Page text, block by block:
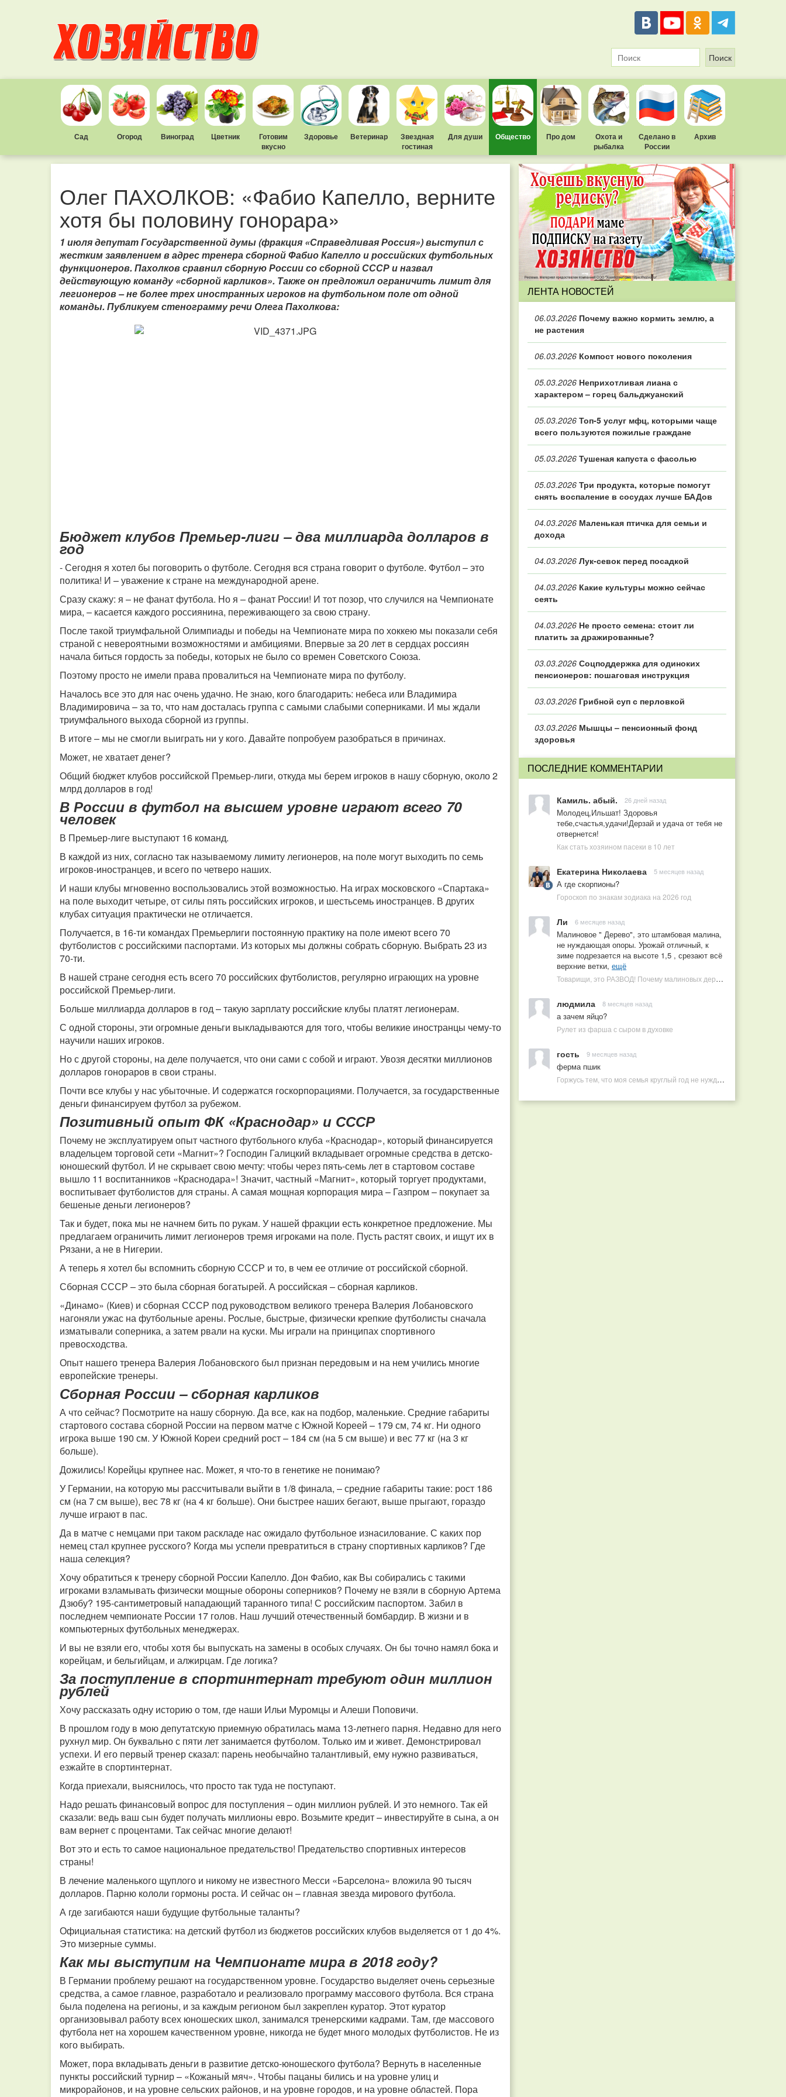
Сад Огород Виноград Цветник
Готовим
вкусно
Здоровье Ветеринар
Звездная
гостиная
Для души Общество Про дом
Охота и
рыбалка
Сделано в
России
Архив
Олег ПАХОЛКОВ: «Фабио Капелло, верните
хотя бы половину гонорара»
1 июля депутат Государственной думы (фракция «Справедливая Россия») выступил с
жестким заявлением в адрес тренера сборной Фабио Капелло и российских футбольных
функционеров. Пахолков сравнил сборную России со сборной СССР и назвал
действующую команду «сборной карликов». Также он предложил ограничить лимит для
легионеров – не более трех иностранных игроков на футбольном поле от одной
команды. Публикуем стенограмму речи Олега Пахолкова:
Бюджет клубов Премьер-лиги – два миллиарда долларов в
год
- Сегодня я хотел бы поговорить о футболе. Сегодня вся страна говорит о футболе. Футбол – это
политика! И – уважение к стране на международной арене.
Сразу скажу: я – не фанат футбола. Но я – фанат России! И тот позор, что случился на Чемпионате
мира, – касается каждого россиянина, переживающего за свою страну.
После такой триумфальной Олимпиады и победы на Чемпионате мира по хоккею мы показали себя
страной с невероятными возможностями и амбициями. Впервые за 20 лет в сердцах россиян
начала биться гордость за победы, которых не было со времен Советского Союза.
Поэтому просто не имели права провалиться на Чемпионате мира по футболу.
Началось все это для нас очень удачно. Не знаю, кого благодарить: небеса или Владимира
Владимировича – за то, что нам досталась группа с самыми слабыми соперниками. И мы ждали
триумфального выхода сборной из группы.
В итоге – мы не смогли выиграть ни у кого. Давайте попробуем разобраться в причинах.
Может, не хватает денег?
Общий бюджет клубов российской Премьер-лиги, откуда мы берем игроков в нашу сборную, около 2
млрд долларов в год!
В России в футбол на высшем уровне играют всего 70
человек
В Премьер-лиге выступают 16 команд.
В каждой из них, согласно так называемому лимиту легионеров, на поле могут выходить по семь
игроков-иностранцев, и всего по четверо наших.
И наши клубы мгновенно воспользовались этой возможностью. На играх московского «Спартака»
на поле выходит четыре, от силы пять российских игроков, и шестьсемь иностранцев. В других
клубах ситуация практически не отличается.
Получается, в 16-ти командах Премьерлиги постоянную практику на поле имеют всего 70
футболистов с российскими паспортами. Из которых мы должны собрать сборную. Выбрать 23 из
70-ти.
В нашей стране сегодня есть всего 70 российских футболистов, регулярно играющих на уровне
российской Премьер-лиги.
Больше миллиарда долларов в год – такую зарплату российские клубы платят легионерам.
С одной стороны, эти огромные деньги выкладываются для того, чтобы великие иностранцы чему-то
научили наших игроков.
Но с другой стороны, на деле получается, что они сами с собой и играют. Увозя десятки миллионов
долларов гонораров в свои страны.
Почти все клубы у нас убыточные. И содержатся госкорпорациями. Получается, за государственные
деньги финансируем футбол за рубежом.
Позитивный опыт ФК «Краснодар» и СССР
Почему не эксплуатируем опыт частного футбольного клуба «Краснодар», который финансируется
владельцем торговой сети «Магнит»? Господин Галицкий вкладывает огромные средства в детско-
юношеский футбол. И не скрывает свою мечту: чтобы через пять-семь лет в стартовом составе
вышло 11 воспитанников «Краснодара»! Значит, частный «Магнит», который торгует продуктами,
воспитывает футболистов для страны. А самая мощная корпорация мира – Газпром – покупает за
бешеные деньги легионеров?
Так и будет, пока мы не начнем бить по рукам. У нашей фракции есть конкретное предложение. Мы
предлагаем ограничить лимит легионеров тремя игроками на поле. Пусть растят своих, и ищут их в
Рязани, а не в Нигерии.
А теперь я хотел бы вспомнить сборную СССР и то, в чем ее отличие от российской сборной.
Сборная СССР – это была сборная богатырей. А российская – сборная карликов.
«Динамо» (Киев) и сборная СССР под руководством великого тренера Валерия Лобановского
нагоняли ужас на футбольные арены. Рослые, быстрые, физически крепкие футболисты сначала
изматывали соперника, а затем рвали на куски. Мы играли на принципах спортивного
превосходства.
Опыт нашего тренера Валерия Лобановского был признан передовым и на нем учились многие
европейские тренеры.
Сборная России – сборная карликов
А что сейчас? Посмотрите на нашу сборную. Да все, как на подбор, маленькие. Средние габариты
стартового состава сборной России на первом матче с Южной Кореей – 179 см, 74 кг. Ни одного
игрока выше 190 см. У Южной Кореи средний рост – 184 см (на 5 см выше) и вес 77 кг (на 3 кг
больше).
Дожились! Корейцы крупнее нас. Может, я что-то в генетике не понимаю?
У Германии, на которую мы рассчитывали выйти в 1/8 финала, – средние габариты такие: рост 186
см (на 7 см выше), вес 78 кг (на 4 кг больше). Они быстрее наших бегают, выше прыгают, гораздо
лучше играют в пас.
Да в матче с немцами при таком раскладе нас ожидало футбольное изнасилование. С каких пор
немец стал крупнее русского? Когда мы успели превратиться в страну спортивных карликов? Где
наша селекция?
Хочу обратиться к тренеру сборной России Капелло. Дон Фабио, как Вы собирались с такими
игроками взламывать физически мощные обороны соперников? Почему не взяли в сборную Артема
Дзюбу? 195-сантиметровый нападающий таранного типа! С российским паспортом. Забил в
последнем чемпионате России 17 голов. Наш лучший отечественный бомбардир. В жизни и в
компьютерных футбольных менеджерах.
И вы не взяли его, чтобы хотя бы выпускать на замены в особых случаях. Он бы точно намял бока и
корейцам, и бельгийцам, и алжирцам. Где логика?
За поступление в спортинтернат требуют один миллион
рублей
Хочу рассказать одну историю о том, где наши Ильи Муромцы и Алеши Поповичи.
В прошлом году в мою депутатскую приемную обратилась мама 13-летнего парня. Недавно для него
рухнул мир. Он буквально с пяти лет занимается футболом. Только им и живет. Демонстрировал
успехи. И его первый тренер сказал: парень необычайно талантливый, ему нужно развиваться,
езжайте в спортинтернат.
Когда приехали, выяснилось, что просто так туда не поступают.
Надо решать финансовый вопрос для поступления – один миллион рублей. И это немного. Так ей
сказали: ведь ваш сын будет получать миллионы евро. Возьмите кредит – инвестируйте в сына, а он
вам вернет с процентами. Так сейчас многие делают!
Вот это и есть то самое национальное предательство! Предательство спортивных интересов
страны!
В лечение маленького щуплого и никому не известного Месси «Барселона» вложила 90 тысяч
долларов. Парню кололи гормоны роста. И сейчас он – главная звезда мирового футбола.
А где загибаются наши будущие футбольные таланты?
Официальная статистика: на детский футбол из бюджетов российских клубов выделяется от 1 до 4%.
Это мизерные суммы.
Как мы выступим на Чемпионате мира в 2018 году?
В Германии проблему решают на государственном уровне. Государство выделяет очень серьезные
средства, а самое главное, разработало и реализовало программу массового футбола. Вся страна
была поделена на регионы, и за каждым регионом был закреплен куратор. Этот куратор
организовывал работу всех юношеских школ, занимался тренерскими кадрами. Там, где массового
футбола нет на хорошем качественном уровне, никогда не будет много молодых футболистов. Не из
кого выбирать.
Может, пора вкладывать деньги в развитие детско-юношеского футбола? Вернуть в населенные
пункты российский турнир – «Кожаный мяч». Чтобы пацаны бились и на уровне улиц и
микрорайонов, и на уровне сельских районов, и на уровне городов, и на уровне областей. Пора
ЛЕНТА НОВОСТЕЙ
06.03.2026 Почему важно кормить землю, а
не растения
06.03.2026 Компост нового поколения
05.03.2026 Неприхотливая лиана с
характером – горец бальджуанский
05.03.2026 Топ‑5 услуг мфц, которыми чаще
всего пользуются пожилые граждане
05.03.2026 Тушеная капуста с фасолью
05.03.2026 Три продукта, которые помогут
снять воспаление в сосудах лучше БАДов
04.03.2026 Маленькая птичка для семьи и
дохода
04.03.2026 Лук-севок перед посадкой
04.03.2026 Какие культуры можно сейчас
сеять
04.03.2026 Не просто семена: стоит ли
платить за дражированные?
03.03.2026 Соцподдержка для одиноких
пенсионеров: пошаговая инструкция
03.03.2026 Грибной суп с перловкой
03.03.2026 Мышцы – пенсионный фонд
здоровья
ПОСЛЕДНИЕ КОММЕНТАРИИ
Камиль. абый. 26 дней назад
Молодец,Ильшат! Здоровья
тебе,счастья,удачи!Дерзай и удача от тебя не
отвернется!
Как стать хозяином пасеки в 10 лет
Екатерина Николаева 5 месяцев назад
А где скорпионы?
Гороскоп по знакам зодиака на 2026 год
Ли 6 месяцев назад
Малиновое " Дерево", это штамбовая малина,
не нуждающая опоры. Урожай отличный, к
зиме подрезается на высоте 1,5 , срезают всё
верхние ветки, ещё
Товарищи, это РАЗВОД! Почему малиновых деревьев не бывает, или Как ушлые продавцы наживаются на мечтах садоводов
людмила 8 месяцев назад
а зачем яйцо?
Рулет из фарша с сыром в духовке
гость 9 месяцев назад
ферма пшик
Горжусь тем, что моя семья круглый год не нуждается в покупных витаминах